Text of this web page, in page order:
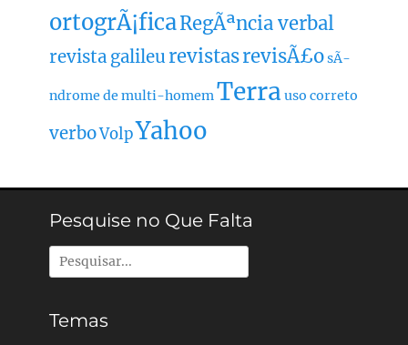
ortogrÃ¡ficaRegÃªncia verbal
revista galileurevistasrevisÃ£osÃ­
ndrome de multi-homemTerra uso correto
verboVolpYahoo
Pesquise no Que Falta
Pesquisar
por:
Temas